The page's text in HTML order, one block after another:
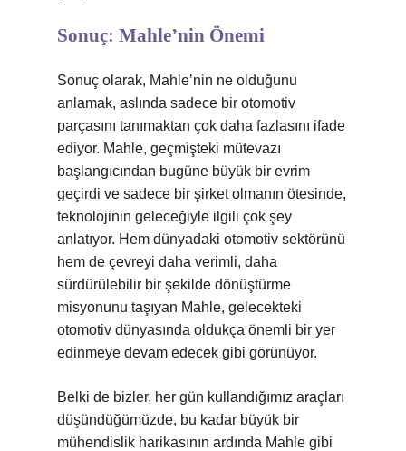
Sonuç: Mahle’nin Önemi
Sonuç olarak, Mahle’nin ne olduğunu
anlamak, aslında sadece bir otomotiv
parçasını tanımaktan çok daha fazlasını ifade
ediyor. Mahle, geçmişteki mütevazı
başlangıcından bugüne büyük bir evrim
geçirdi ve sadece bir şirket olmanın ötesinde,
teknolojinin geleceğiyle ilgili çok şey
anlatıyor. Hem dünyadaki otomotiv sektörünü
hem de çevreyi daha verimli, daha
sürdürülebilir bir şekilde dönüştürme
misyonunu taşıyan Mahle, gelecekteki
otomotiv dünyasında oldukça önemli bir yer
edinmeye devam edecek gibi görünüyor.
Belki de bizler, her gün kullandığımız araçları
düşündüğümüzde, bu kadar büyük bir
mühendislik harikasının ardında Mahle gibi